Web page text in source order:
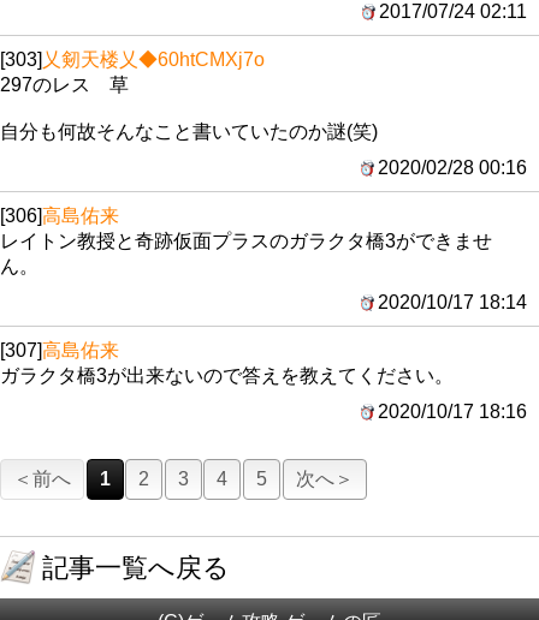
2017/07/24 02:11
[303] 乂剱天楼乂◆60htCMXj7o
297のレス 草
自分も何故そんなこと書いていたのか謎(笑)
2020/02/28 00:16
[306]高島佑来
レイトン教授と奇跡仮面プラスのガラクタ橋3ができませ
ん。
2020/10/17 18:14
[307]高島佑来
ガラクタ橋3が出来ないので答えを教えてください。
2020/10/17 18:16
＜前へ 1 2 3 4 5 次へ＞
記事一覧へ戻る